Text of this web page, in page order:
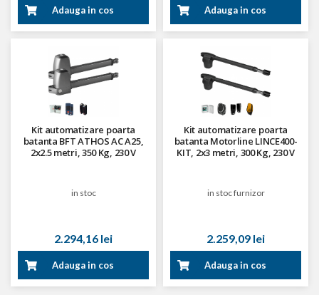
Adauga in cos Adauga in cos
Kit automatizare poarta
batanta BFT ATHOS AC A25,
2x2.5 metri, 350 Kg, 230 V
in stoc
2.294,16 lei
Adauga in cos
Kit automatizare poarta
batanta Motorline LINCE400-
KIT, 2x3 metri, 300 Kg, 230 V
in stoc furnizor
2.259,09 lei
Adauga in cos